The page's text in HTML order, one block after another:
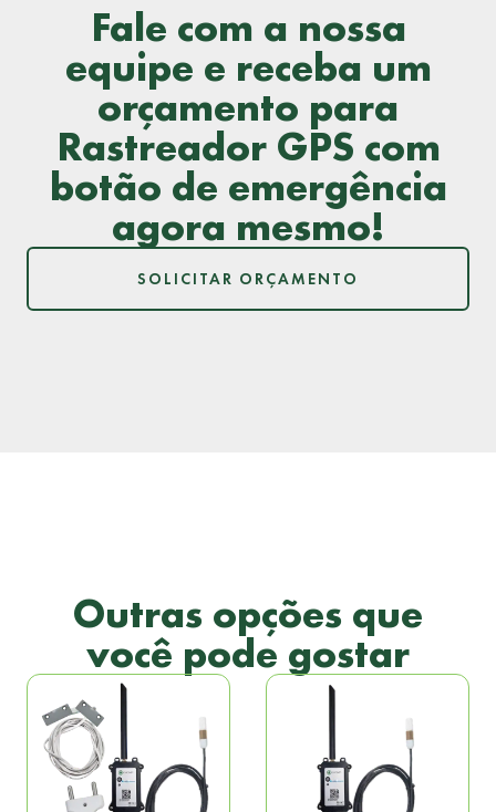
Fale com a nossa
equipe e receba um
orçamento para
Rastreador GPS com
botão de emergência
agora mesmo!
SOLICITAR ORÇAMENTO
Outras opções que
você pode gostar